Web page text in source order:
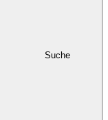
Suche